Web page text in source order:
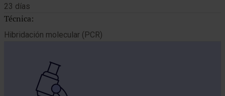
23 días
Técnica:
Hibridación molecular (PCR)